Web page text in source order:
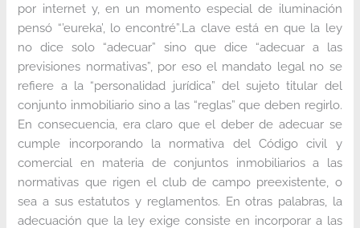
por internet y, en un momento especial de iluminación
pensó “’eureka’, lo encontré”.La clave está en que la ley
no dice solo “adecuar” sino que dice “adecuar a las
previsiones normativas”, por eso el mandato legal no se
refiere a la “personalidad jurídica” del sujeto titular del
conjunto inmobiliario sino a las “reglas” que deben regirlo.
En consecuencia, era claro que el deber de adecuar se
cumple incorporando la normativa del Código civil y
comercial en materia de conjuntos inmobiliarios a las
normativas que rigen el club de campo preexistente, o
sea a sus estatutos y reglamentos. En otras palabras, la
adecuación que la ley exige consiste en incorporar a las